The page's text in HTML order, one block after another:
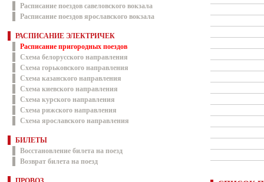
Расписание поездов савеловского вокзала
Расписание поездов ярославского вокзала
РАСПИСАНИЕ ЭЛЕКТРИЧЕК
Расписание пригородных поездов
Схема белорусского направления
Схема горьковского направления
Схема казанского направления
Схема киевского направления
Схема курского направления
Схема рижского направления
Схема ярославского направления
БИЛЕТЫ
Восстановление билета на поезд
Возврат билета на поезд